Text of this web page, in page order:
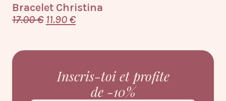
Bracelet Christina
17.00€ 11.90€
Inscris-toi et profite
de -10%